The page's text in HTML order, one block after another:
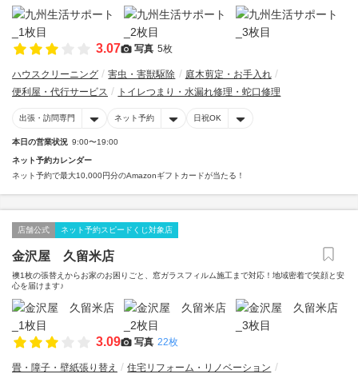
3.07 写真 5枚
ハウスクリーニング 害虫・害獣駆除
庭木剪定・お手入れ
便利屋・代行サービス
トイレつまり・水漏れ修理・蛇口修理
出張・訪問専門 ネット予約 日祝OK
本日の営業状況 9:00〜19:00
ネット予約カレンダー
ネット予約で最大10,000円分のAmazonギフトカードが当たる！
店舗公式 ネット予約スピードくじ対象店
金沢屋 久留米店
襖1枚の張替えからお家のお困りごと、窓ガラスフィルム施工まで対応！地域密着で笑顔と安
心を届けます♪
3.09 写真 22枚
畳・障子・壁紙張り替え
住宅リフォーム・リノベーション